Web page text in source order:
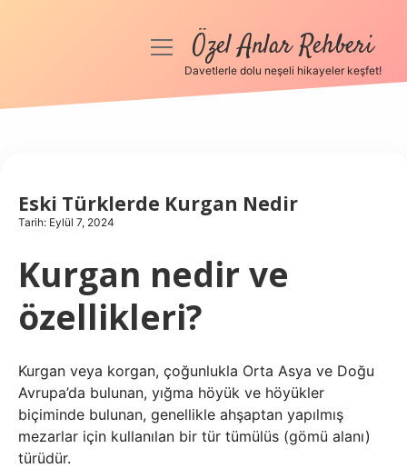
Anasayfa
Hakkımızda
menüyüÖzel Anlar Rehberi
Davetlerle dolu neşeli hikayeler keşfet!
Eski Türklerde Kurgan Nedir
Tarih: Eylül 7, 2024
Kurgan nedir ve
özellikleri?
Kurgan veya korgan, çoğunlukla Orta Asya ve Doğu
Avrupa’da bulunan, yığma höyük ve höyükler
biçiminde bulunan, genellikle ahşaptan yapılmış
mezarlar için kullanılan bir tür tümülüs (gömü alanı)
türüdür.